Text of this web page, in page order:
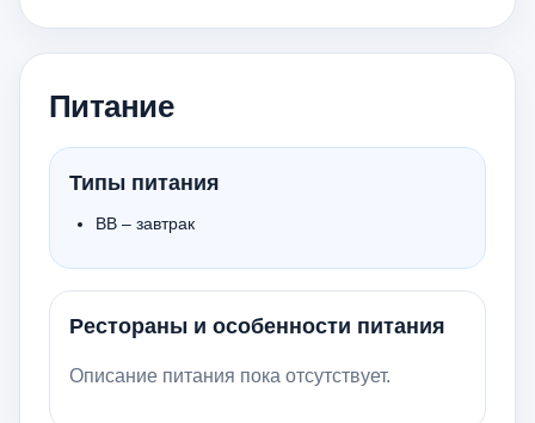
Питание
Типы питания
BB – завтрак
Рестораны и особенности питания
Описание питания пока отсутствует.